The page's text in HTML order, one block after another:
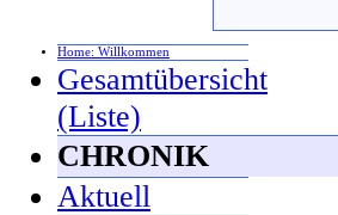
Home: Willkommen
Gesamtübersicht
(Liste)
CHRONIK
Aktuell